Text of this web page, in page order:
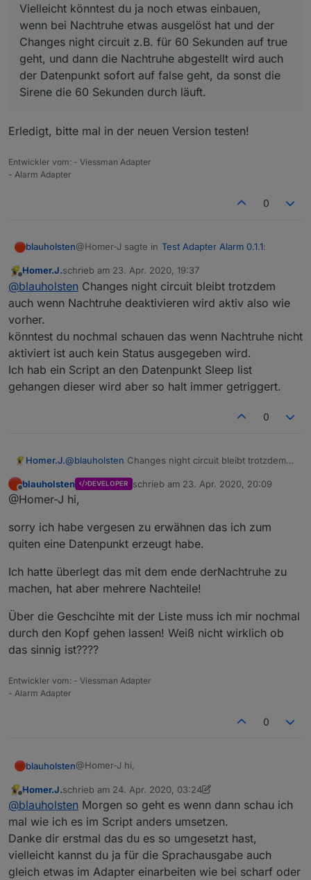
darüber eine Sprachausgabe bei Veränderung
ausgeben kann ist Perfekt.
Ich denk mit dem Sayit sollte das ja schon
funktionieren.
Vielleicht könntest du ja noch etwas einbauen, wenn
bei Nachtruhe etwas ausgelöst hat und der Changes
night circuit z.B. für 60 Sekunden auf true geht, und
die 60 Sekunden durch läuft.
Vielleicht könntest du ja noch etwas einbauen,
wenn bei Nachtruhe etwas ausgelöst hat und der
Changes night circuit z.B. für 60 Sekunden auf true
geht, und dann die Nachtruhe abgestellt wird auch
der Datenpunkt sofort auf false geht, da sonst die
Sirene die 60 Sekunden durch läuft.
Erledigt, bitte mal in der neuen Version testen!
Entwickler vom: - Viessman Adapter
- Alarm Adapter
0
blauholsten@Homer-J sagte in Test Adapter Alarm 0.1.1:
Vielleicht könntest du ja noch etwas
einbauen, wenn bei Nachtruhe etwas
ausgelöst hat und der Changes night circuit
die Nachtruhe abgestellt wird auch der
Datenpunkt sofort auf false geht, da sonst die
Sirene die 60 Sekunden durch läuft.
Erledigt, bitte mal in der neuen Version testen!
Offline
Homer.J.schrieb am 23. Apr. 2020, 19:37
zuletzt editiert von
@blauholsten Changes night circuit bleibt trotzdem
auch wenn Nachtruhe deaktivieren wird aktiv also wie
vorher.
könntest du nochmal schauen das wenn Nachtruhe nicht
aktiviert ist auch kein Status ausgegeben wird.
Ich hab ein Script an den Datenpunkt Sleep list
gehangen dieser wird aber so halt immer getriggert.
0
Homer.J.@blauholsten Changes night circuit bleibt trotzdem
wie vorher.
könntest du nochmal schauen das wenn Nachtruhe
Ich hab ein Script an den Datenpunkt Sleep list
gehangen dieser wird aber so halt immer getriggert.
Offline
blauholsten DEVELOPER schrieb am 23. Apr. 2020, 20:09
zuletzt editiert von
@Homer-J hi,
sorry ich habe vergesen zu erwähnen das ich zum
quiten eine Datenpunkt erzeugt habe.
Ich hatte überlegt das mit dem ende derNachtruhe zu
machen, hat aber mehrere Nachteile!
Über die Geschcihte mit der Liste muss ich mir nochmal
durch den Kopf gehen lassen! Weiß nicht wirklich ob
das sinnig ist????
Entwickler vom: - Viessman Adapter
- Alarm Adapter
0
blauholsten@Homer-J hi,
sorry ich habe vergesen zu erwähnen das ich zum
quiten eine Datenpunkt erzeugt habe.
Ich hatte überlegt das mit dem ende derNachtruhe
zu machen, hat aber mehrere Nachteile!
Über die Geschcihte mit der Liste muss ich mir
nochmal durch den Kopf gehen lassen! Weiß nicht
wirklich ob das sinnig ist????
Offline
Homer.J.schrieb am 24. Apr. 2020, 03:24
zuletzt editiert von Homer.J.
@blauholsten Morgen so geht es wenn dann schau ich
mal wie ich es im Script anders umsetzen.
Danke dir erstmal das du es so umgesetzt hast,
vielleicht kannst du ja für die Sprachausgabe auch
gleich etwas im Adapter einarbeiten wie bei scharf oder